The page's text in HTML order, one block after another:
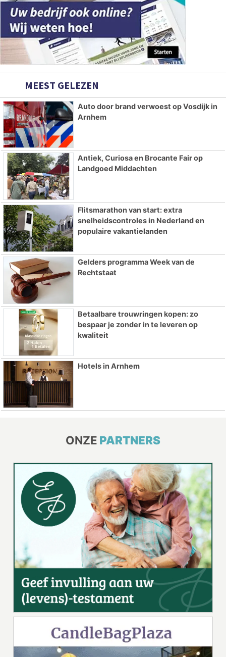
MEEST GELEZEN
Auto door brand verwoest op Vosdijk in
Arnhem
Antiek, Curiosa en Brocante Fair op
Landgoed Middachten
Flitsmarathon van start: extra
snelheidscontroles in Nederland en
populaire vakantielanden
Gelders programma Week van de
Rechtstaat
Betaalbare trouwringen kopen: zo
bespaar je zonder in te leveren op
kwaliteit
Hotels in Arnhem
ONZE PARTNERS